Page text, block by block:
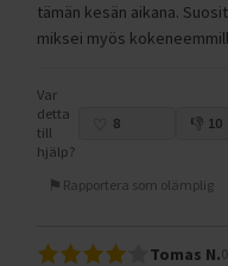
tämän kesän aikana.
miksei myös
Var
detta
till
hjälp?
8 10
Rapportera som olämplig
Tomas N.